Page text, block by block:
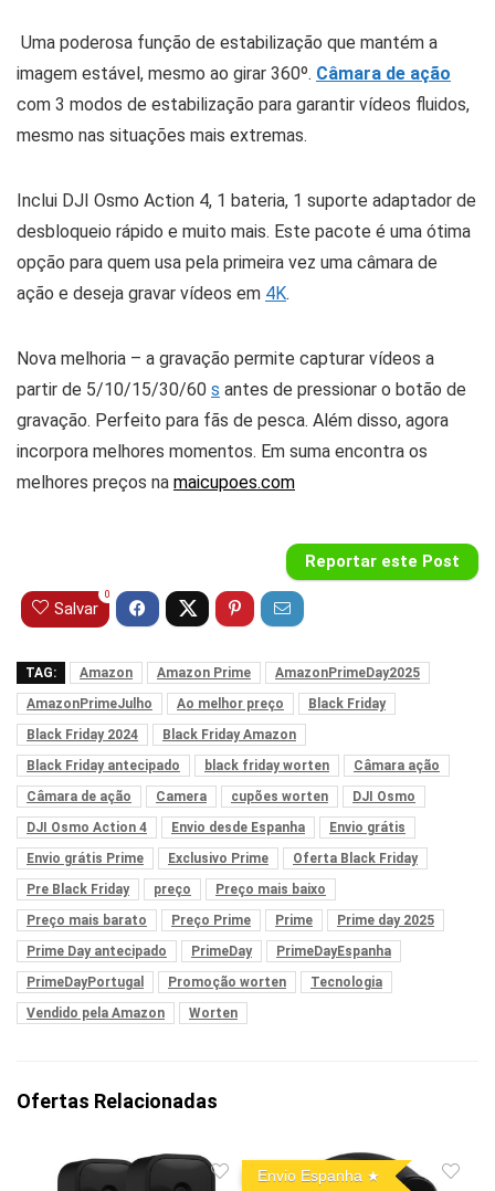
Uma poderosa função de estabilização que mantém a
imagem estável, mesmo ao girar 360º. Câmara de ação
com 3 modos de estabilização para garantir vídeos fluidos,
mesmo nas situações mais extremas.
Inclui DJI Osmo Action 4, 1 bateria, 1 suporte adaptador de
desbloqueio rápido e muito mais. Este pacote é uma ótima
opção para quem usa pela primeira vez uma câmara de
ação e deseja gravar vídeos em 4K.
Nova melhoria – a gravação permite capturar vídeos a
partir de 5/10/15/30/60 s antes de pressionar o botão de
gravação. Perfeito para fãs de pesca. Além disso, agora
incorpora melhores momentos. Em suma encontra os
melhores preços na maicupoes.com
Reportar este Post
Salvar
0
TAG: Amazon Amazon Prime
AmazonPrimeDay2025
AmazonPrimeJulho
Ao melhor preço
Black Friday
Black Friday 2024
Black Friday Amazon
Black Friday antecipado
black friday worten
Câmara ação
Câmara de ação
Camera cupões worten
DJI Osmo
DJI Osmo Action 4
Envio desde Espanha
Envio grátis
Envio grátis Prime
Exclusivo Prime
Oferta Black Friday
Pre Black Friday
preço
Preço mais baixo
Preço mais barato
Preço Prime Prime
Prime day 2025
Prime Day antecipado
PrimeDay
PrimeDayEspanha
PrimeDayPortugal
Promoção worten
Tecnologia
Vendido pela Amazon
Worten
Ofertas Relacionadas
Envio Espanha